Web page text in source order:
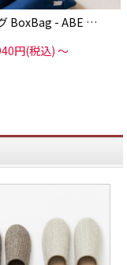
BoxBag - ABE …
円(税込)～